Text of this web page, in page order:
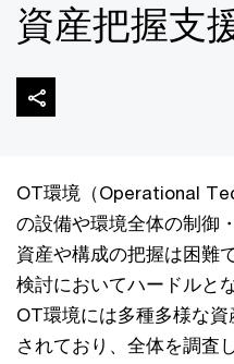
資産把握支
OT環境（Operational
の設備や環境全体の制御
資産や構成の把握は困難
検討においてハードルと
OT環境には多種多様な
されており、全体を調査